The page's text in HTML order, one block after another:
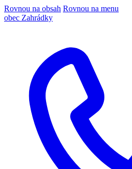
Rovnou na obsah Rovnou na menu
obec Zahrádky